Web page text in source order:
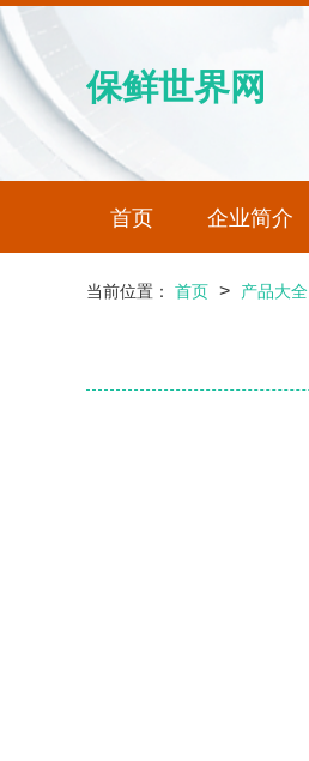
保鲜世界网
首页 企业简介
当前位置： 首页 > 产品大全